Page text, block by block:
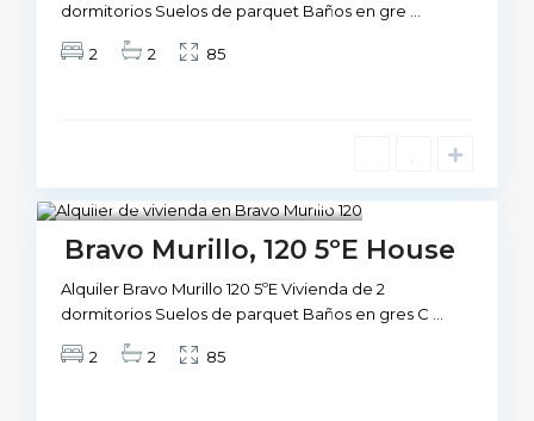
dormitorios Suelos de parquet Baños en gre
2 2 85
1
Madrid
Not Available
Bravo Murillo, 120 5ºE House
Alquiler Bravo Murillo 120 5ºE Vivienda de 2
dormitorios Suelos de parquet Baños en gres C
2 2 85